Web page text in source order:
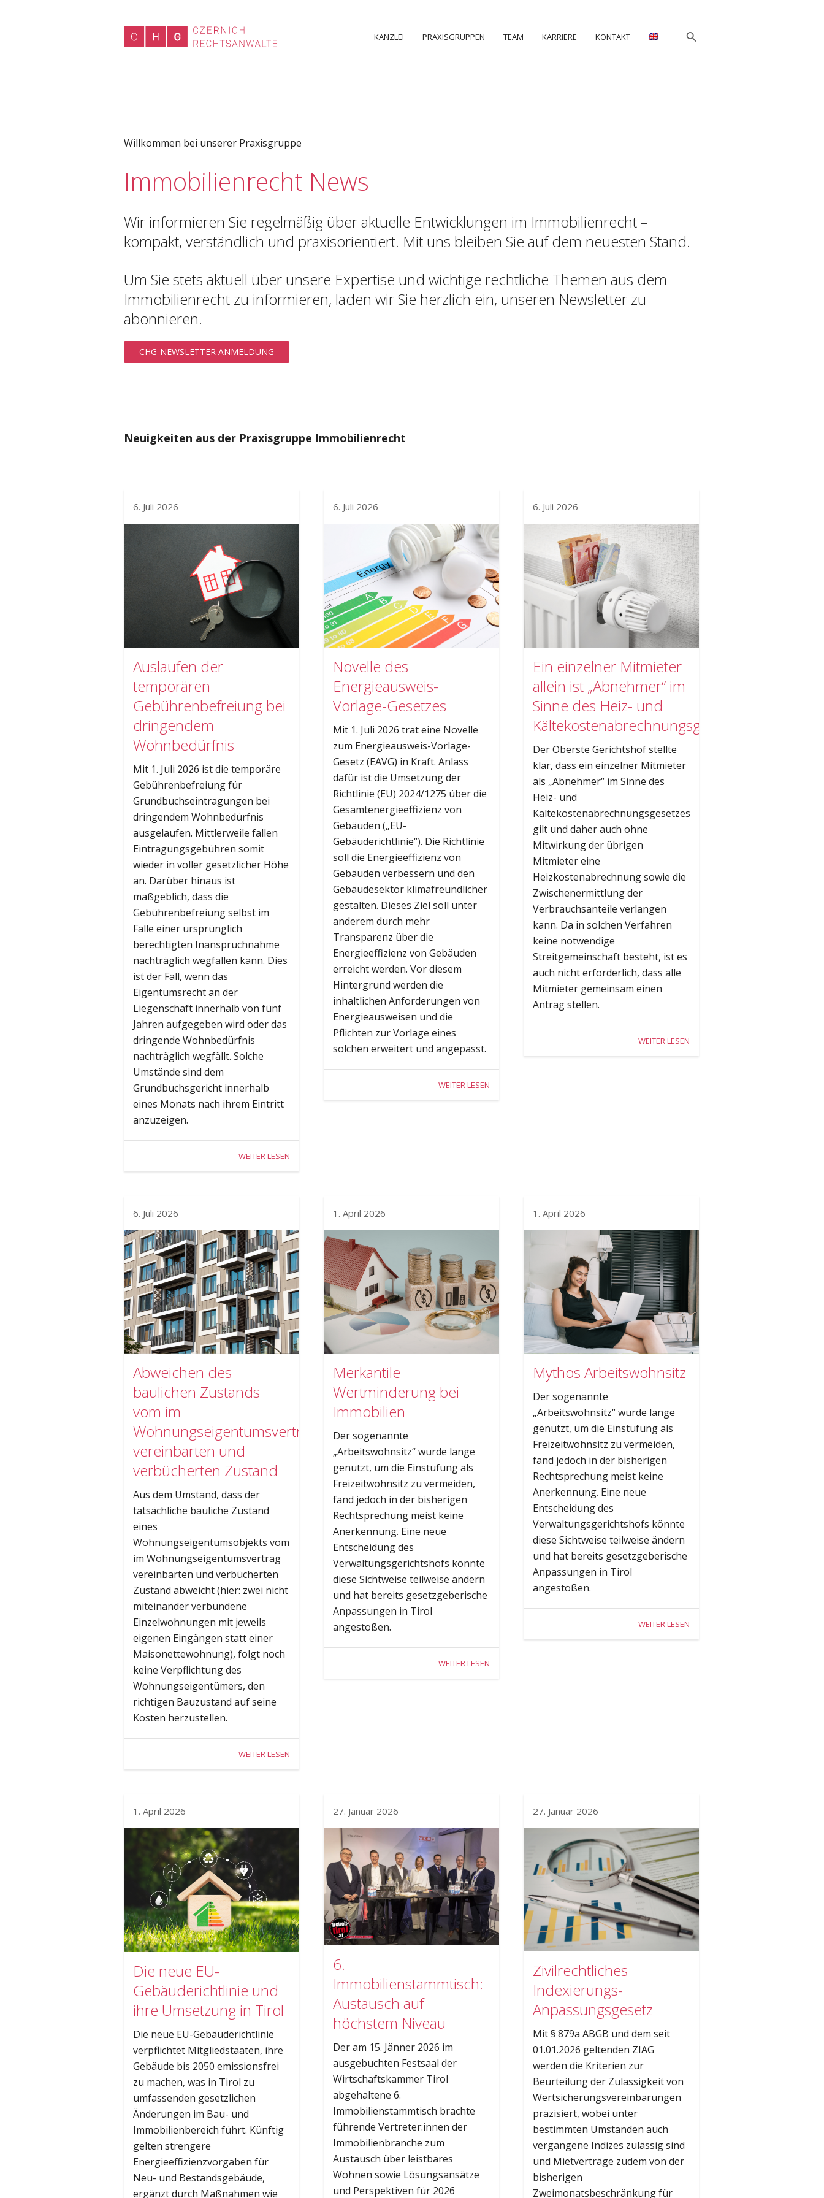
KANZLEI PRAXISGRUPPEN TEAM KARRIERE KONTAKT
Willkommen bei unserer Praxisgruppe
Immobilienrecht News
Wir informieren Sie regelmäßig über aktuelle Entwicklungen im Immobilienrecht –
kompakt, verständlich und praxisorientiert. Mit uns bleiben Sie auf dem neuesten Stand.
Um Sie stets aktuell über unsere Expertise und wichtige rechtliche Themen aus dem
Immobilienrecht zu informieren, laden wir Sie herzlich ein, unseren Newsletter zu
abonnieren.
CHG-NEWSLETTER ANMELDUNG
Neuigkeiten aus der Praxisgruppe Immobilienrecht
6. Juli 2026
Auslaufen der
temporären
Gebührenbefreiung bei
dringendem
Wohnbedürfnis
Mit 1. Juli 2026 ist die temporäre
Gebührenbefreiung für
Grundbuchseintragungen bei
dringendem Wohnbedürfnis
ausgelaufen. Mittlerweile fallen
Eintragungsgebühren somit
wieder in voller gesetzlicher Höhe
an. Darüber hinaus ist
maßgeblich, dass die
Gebührenbefreiung selbst im
Falle einer ursprünglich
berechtigten Inanspruchnahme
nachträglich wegfallen kann. Dies
ist der Fall, wenn das
Eigentumsrecht an der
Liegenschaft innerhalb von fünf
Jahren aufgegeben wird oder das
dringende Wohnbedürfnis
nachträglich wegfällt. Solche
Umstände sind dem
Grundbuchsgericht innerhalb
eines Monats nach ihrem Eintritt
anzuzeigen.
WEITER LESEN
6. Juli 2026
Novelle des
Energieausweis-
Vorlage-Gesetzes
Mit 1. Juli 2026 trat eine Novelle
zum Energieausweis-Vorlage-
Gesetz (EAVG) in Kraft. Anlass
dafür ist die Umsetzung der
Richtlinie (EU) 2024/1275 über die
Gesamtenergieeffizienz von
Gebäuden („EU-
Gebäuderichtlinie“). Die Richtlinie
soll die Energieeffizienz von
Gebäuden verbessern und den
Gebäudesektor klimafreundlicher
gestalten. Dieses Ziel soll unter
anderem durch mehr
Transparenz über die
Energieeffizienz von Gebäuden
erreicht werden. Vor diesem
Hintergrund werden die
inhaltlichen Anforderungen von
Energieausweisen und die
Pflichten zur Vorlage eines
solchen erweitert und angepasst.
WEITER LESEN
6. Juli 2026
Ein einzelner Mitmieter
allein ist „Abnehmer“ im
Sinne des Heiz- und
Kältekostenabrechnungsgesetzes
Der Oberste Gerichtshof stellte
klar, dass ein einzelner Mitmieter
als „Abnehmer“ im Sinne des
Heiz- und
Kältekostenabrechnungsgesetzes
gilt und daher auch ohne
Mitwirkung der übrigen
Mitmieter eine
Heizkostenabrechnung sowie die
Zwischenermittlung der
Verbrauchsanteile verlangen
kann. Da in solchen Verfahren
keine notwendige
Streitgemeinschaft besteht, ist es
auch nicht erforderlich, dass alle
Mitmieter gemeinsam einen
Antrag stellen.
WEITER LESEN
6. Juli 2026
Abweichen des
baulichen Zustands
vom im
Wohnungseigentumsvertrag
vereinbarten und
verbücherten Zustand
Aus dem Umstand, dass der
tatsächliche bauliche Zustand
eines
Wohnungseigentumsobjekts vom
im Wohnungseigentumsvertrag
vereinbarten und verbücherten
Zustand abweicht (hier: zwei nicht
miteinander verbundene
Einzelwohnungen mit jeweils
eigenen Eingängen statt einer
Maisonettewohnung), folgt noch
keine Verpflichtung des
Wohnungseigentümers, den
richtigen Bauzustand auf seine
Kosten herzustellen.
WEITER LESEN
1. April 2026
Merkantile
Wertminderung bei
Immobilien
Der sogenannte
„Arbeitswohnsitz“ wurde lange
genutzt, um die Einstufung als
Freizeitwohnsitz zu vermeiden,
fand jedoch in der bisherigen
Rechtsprechung meist keine
Anerkennung. Eine neue
Entscheidung des
Verwaltungsgerichtshofs könnte
diese Sichtweise teilweise ändern
und hat bereits gesetzgeberische
Anpassungen in Tirol
angestoßen.
WEITER LESEN
1. April 2026
Mythos Arbeitswohnsitz
Der sogenannte
„Arbeitswohnsitz“ wurde lange
genutzt, um die Einstufung als
Freizeitwohnsitz zu vermeiden,
fand jedoch in der bisherigen
Rechtsprechung meist keine
Anerkennung. Eine neue
Entscheidung des
Verwaltungsgerichtshofs könnte
diese Sichtweise teilweise ändern
und hat bereits gesetzgeberische
Anpassungen in Tirol
angestoßen.
WEITER LESEN
1. April 2026
Die neue EU-
Gebäuderichtlinie und
ihre Umsetzung in Tirol
Die neue EU-Gebäuderichtlinie
verpflichtet Mitgliedstaaten, ihre
Gebäude bis 2050 emissionsfrei
zu machen, was in Tirol zu
umfassenden gesetzlichen
Änderungen im Bau- und
Immobilienbereich führt. Künftig
gelten strengere
Energieeffizienzvorgaben für
Neu- und Bestandsgebäude,
ergänzt durch Maßnahmen wie
27. Januar 2026
6.
Immobilienstammtisch:
Austausch auf
höchstem Niveau
Der am 15. Jänner 2026 im
ausgebuchten Festsaal der
Wirtschaftskammer Tirol
abgehaltene 6.
Immobilienstammtisch brachte
führende Vertreter:innen der
Immobilienbranche zum
Austausch über leistbares
Wohnen sowie Lösungsansätze
und Perspektiven für 2026
27. Januar 2026
Zivilrechtliches
Indexierungs-
Anpassungsgesetz
Mit § 879a ABGB und dem seit
01.01.2026 geltenden ZIAG
werden die Kriterien zur
Beurteilung der Zulässigkeit von
Wertsicherungsvereinbarungen
präzisiert, wobei unter
bestimmten Umständen auch
vergangene Indizes zulässig sind
und Mietverträge zudem von der
bisherigen
Zweimonatsbeschränkung für